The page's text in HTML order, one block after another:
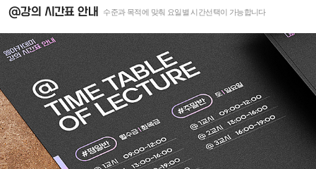
@강의 시간표 안내 수준과 목적에 맞춰 요일별 시간선택이 가능합니다